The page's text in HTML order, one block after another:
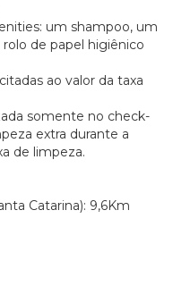
um shampoo, um
de papel higiênico
ao valor da taxa
somente no check-
extra durante a
de limpeza.
Catarina): 9,6Km